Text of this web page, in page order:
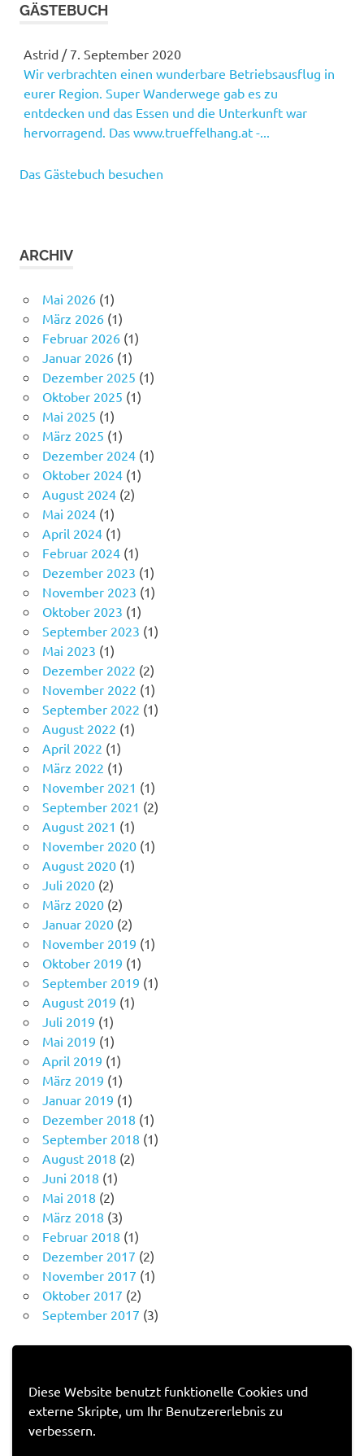
Diese Website benutzt funktionelle Cookies und
externe Skripte, um Ihr Benutzererlebnis zu
verbessern.
GÄSTEBUCH
Astrid/ 7. September 2020
Wir verbrachten einen wunderbare Betriebsausflug in
eurer Region. Super Wanderwege gab es zu
entdecken und das Essen und die Unterkunft war
hervorragend. Das www.trueffelhang.at -...
Das Gästebuch besuchen
ARCHIV
Mai 2026(1)
März 2026(1)
Februar 2026(1)
Januar 2026(1)
Dezember 2025 (1)
Oktober 2025 (1)
Mai 2025 (1)
März 2025 (1)
Dezember 2024(1)
Oktober 2024(1)
August 2024(2)
Mai 2024(1)
April 2024(1)
Februar 2024(1)
Dezember 2023 (1)
November 2023 (1)
Oktober 2023 (1)
September 2023 (1)
Mai 2023 (1)
Dezember 2022 (2)
November 2022 (1)
September 2022 (1)
August 2022 (1)
April 2022 (1)
März 2022 (1)
November 2021 (1)
September 2021 (2)
August 2021 (1)
November 2020(1)
August 2020(1)
Juli 2020(2)
März 2020(2)
Januar 2020(2)
November 2019 (1)
Oktober 2019 (1)
September 2019 (1)
August 2019 (1)
Juli 2019 (1)
Mai 2019 (1)
April 2019 (1)
März 2019 (1)
Januar 2019 (1)
Dezember 2018 (1)
September 2018 (1)
August 2018 (2)
Juni 2018 (1)
Mai 2018 (2)
März 2018 (3)
Februar 2018 (1)
Dezember 2017 (2)
November 2017 (1)
Oktober 2017 (2)
September 2017 (3)
Impressum
Datenschutzerklärung